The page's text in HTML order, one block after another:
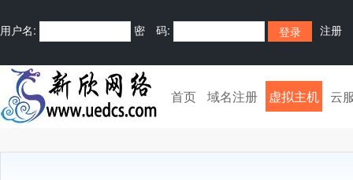
用户名: 密 码: 注册
首页 域名注册 虚拟主机 云